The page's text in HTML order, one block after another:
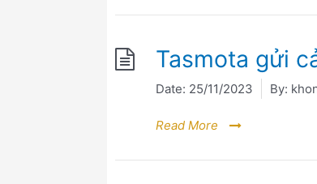
Tasmota gửi
Date: 25/11/2023 By:
Read More